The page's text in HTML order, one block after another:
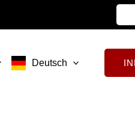
Deutsch